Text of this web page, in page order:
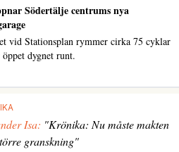
Södertälje centrums nya
vid Stationsplan rymmer cirka 75 cyklar
öppet dygnet runt.
Isa: "Krönika: Nu måste makten
granskning"